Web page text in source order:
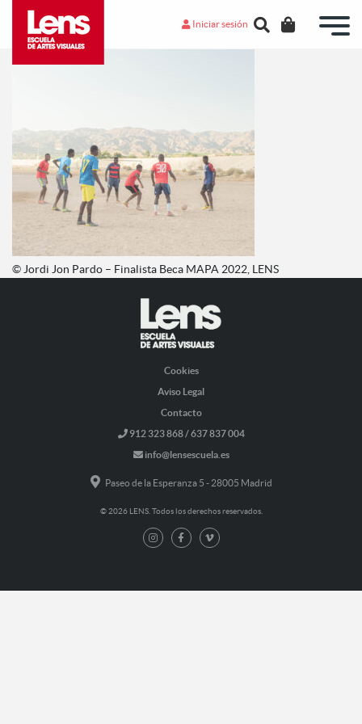
Iniciar sesión
© Jordi Jon Pardo – Finalista Beca MAPA 2022, LENS
Cookies
Aviso Legal
Contacto
912 323 868 / 637 837 004
info@lensescuela.es
Paseo de la Esperanza 5 - 28005 Madrid
© 2026 LENS. Todos los derechos reservados.